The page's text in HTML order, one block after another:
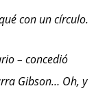
con un círculo.
– concedió
Gibson… Oh, y